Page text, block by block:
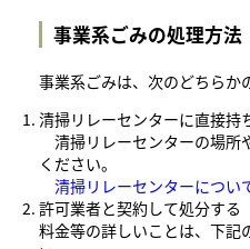
事業系ごみの処理方法
事業系ごみは、次のどちらか
清掃リレーセンターに直接持
清掃リレーセンターの場所
ください。
清掃リレーセンターについ
許可業者と契約して処分する
料金等の詳しいことは、下記